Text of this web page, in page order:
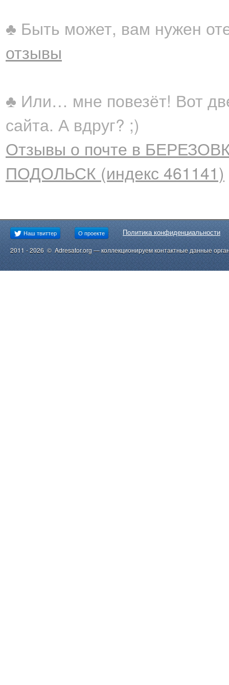
♣ Быть может, вам нужен
отзывы
♣ Или… мне повезёт! Вот
сайта. А вдруг? ;)
Отзывы о почте в
ПОДОЛЬСК (индекс 461141)
Наш твиттер О проекте Политика конфиденциальности
2011 - 2026 © Adresator.org — коллекционируем контактные данные